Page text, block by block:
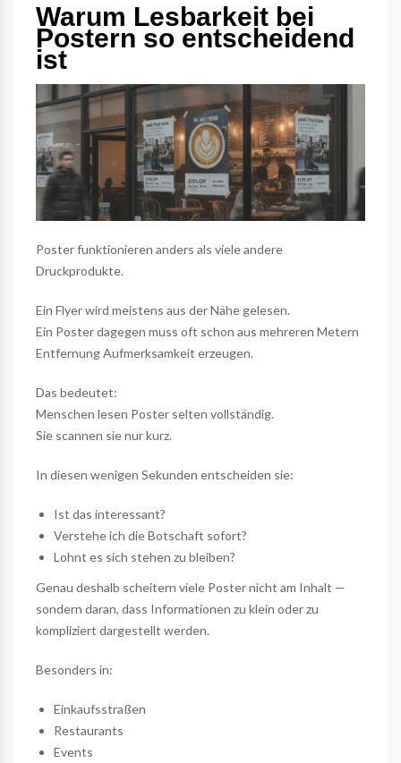
Warum Lesbarkeit bei
Postern so entscheidend
ist
Poster funktionieren anders als viele andere
Druckprodukte.
Ein Flyer wird meistens aus der Nähe gelesen.
Ein Poster dagegen muss oft schon aus mehreren Metern
Entfernung Aufmerksamkeit erzeugen.
Das bedeutet:
Menschen lesen Poster selten vollständig.
Sie scannen sie nur kurz.
In diesen wenigen Sekunden entscheiden sie:
Ist das interessant?
Verstehe ich die Botschaft sofort?
Lohnt es sich stehen zu bleiben?
Genau deshalb scheitern viele Poster nicht am Inhalt —
sondern daran, dass Informationen zu klein oder zu
kompliziert dargestellt werden.
Besonders in:
Einkaufsstraßen
Restaurants
Events